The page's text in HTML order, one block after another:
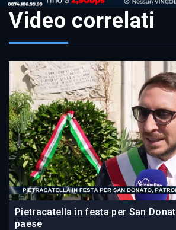
Video correlati
Pietracatella in festa per San
paese